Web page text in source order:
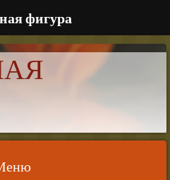
фигура